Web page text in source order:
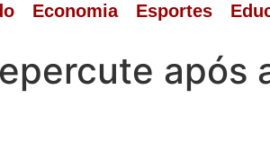
Economia Esportes
após